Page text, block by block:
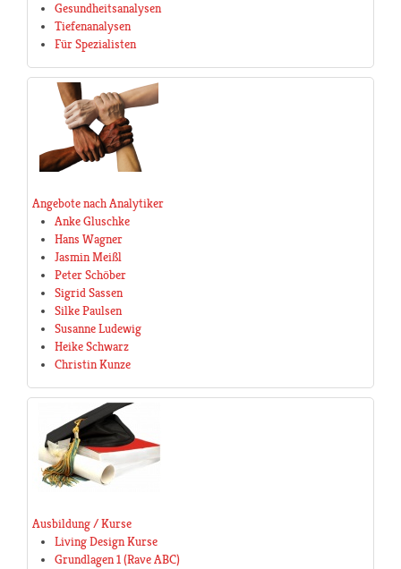
Gesundheitsanalysen
Tiefenanalysen
Für Spezialisten
Angebote nach Analytiker
Anke Gluschke
Hans Wagner
Jasmin Meißl
Peter Schöber
Sigrid Sassen
Silke Paulsen
Susanne Ludewig
Heike Schwarz
Christin Kunze
Ausbildung / Kurse
Living Design Kurse
Grundlagen 1 (Rave ABC)